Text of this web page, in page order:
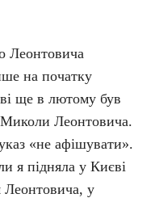
Леонтовича
на початку
ще в лютому був
Миколи Леонтовича.
«не афішувати».
я підняла у Києві
Леонтовича, у